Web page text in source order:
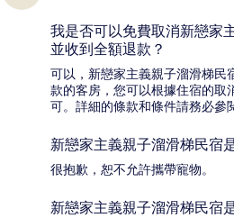
我是否可以免費取消新戀家
並收到全額退款？
可以，新戀家主義親子溜滑梯民
款的客房，您可以根據住宿的取
可。詳細的條款和條件請務必參
新戀家主義親子溜滑梯民宿
很抱歉，恕不允許攜帶寵物。
新戀家主義親子溜滑梯民宿